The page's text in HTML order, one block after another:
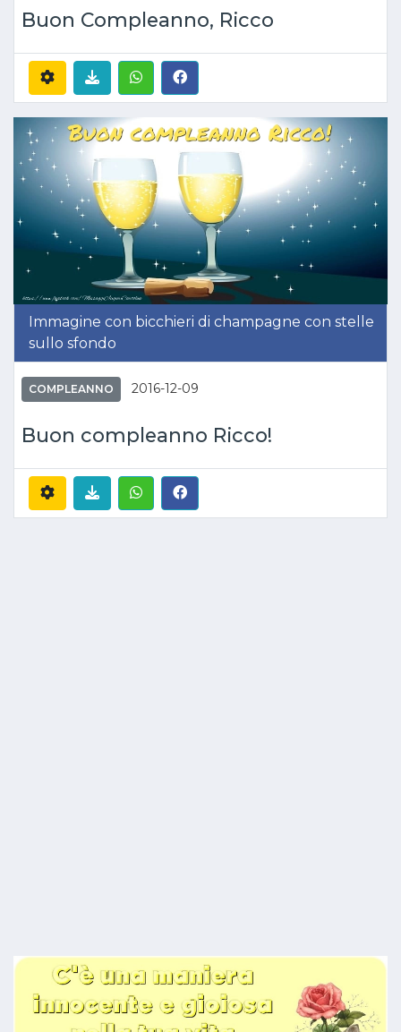
Buon Compleanno, Ricco
Immagine con bicchieri di champagne con stelle
sullo sfondo
COMPLEANNO 2016-12-09
Buon compleanno Ricco!